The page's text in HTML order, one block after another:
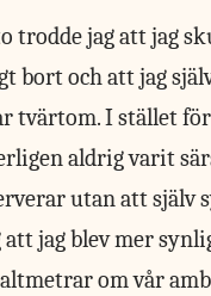
trodde jag att jag
bort och att jag
tvärtom. I stället
aldrig varit
utan att själv
jag blev mer
om vår